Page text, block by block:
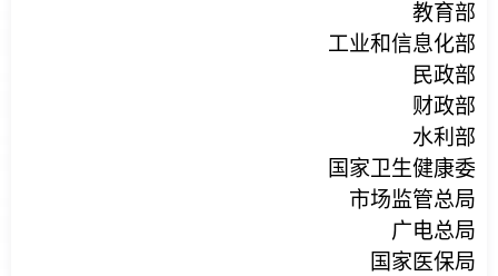
教育部
工业和信息化部
民政部
财政部
水利部
国家卫生健康委
市场监管总局
广电总局
国家医保局